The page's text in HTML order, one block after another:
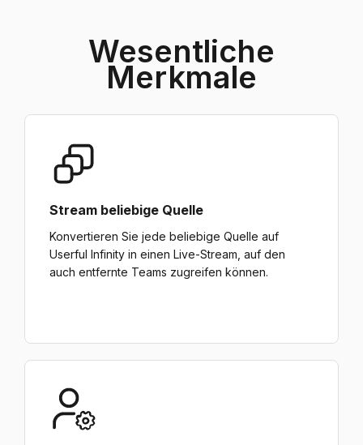
Wesentliche
Merkmale
Stream beliebige Quelle
Konvertieren Sie jede beliebige Quelle auf
Userful Infinity in einen Live-Stream, auf den
auch entfernte Teams zugreifen können.